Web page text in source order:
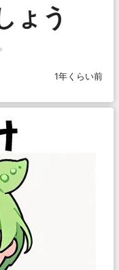
ょう
1年くらい前